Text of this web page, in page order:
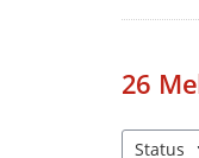
26
Status